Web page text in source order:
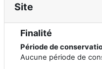
Site
Finalité
Période de
Aucune période de